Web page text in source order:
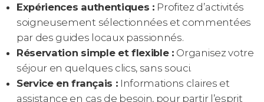
Expériences authentiques : Profitez d’activités
soigneusement sélectionnées et commentées
par des guides locaux passionnés.
Réservation simple et flexible : Organisez votre
séjour en quelques clics, sans souci.
Service en français : Informations claires et
assistance en cas de besoin, pour partir l’esprit